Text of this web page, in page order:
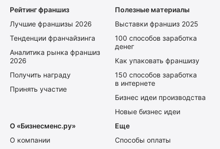
Рейтинг франшиз
Лучшие франшизы 2026
Тенденции франчайзинга
Аналитика рынка франшиз
2026
Получить награду
Принять участие
Полезные материалы
Выставки франшиз 2025
100 способов заработка
денег
Как упаковать франшизу
150 способов заработка
в интернете
Бизнес идеи производства
Новые бизнес идеи
О «Бизнесменс.ру»
О компании
Еще
Способы оплаты